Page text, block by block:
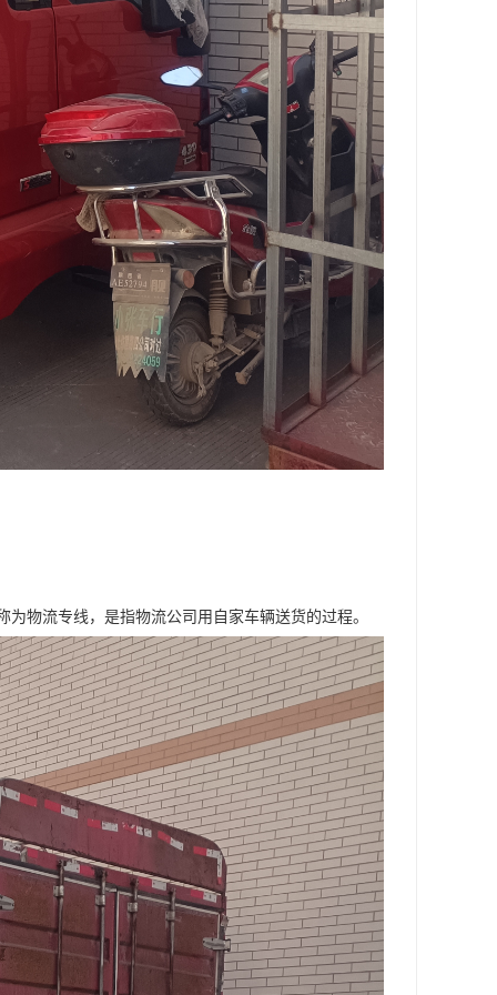
物流专线，是指物流公司用自家车辆送货的过程。